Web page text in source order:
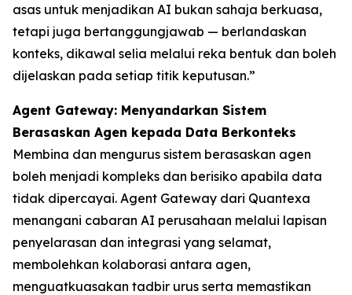
asas untuk menjadikan AI bukan sahaja berkuasa,
tetapi juga bertanggungjawab — berlandaskan
konteks, dikawal selia melalui reka bentuk dan boleh
dijelaskan pada setiap titik keputusan.”
Agent Gateway: Menyandarkan Sistem
Berasaskan Agen kepada Data Berkonteks
Membina dan mengurus sistem berasaskan agen
boleh menjadi kompleks dan berisiko apabila data
tidak dipercayai. Agent Gateway dari Quantexa
menangani cabaran AI perusahaan melalui lapisan
penyelarasan dan integrasi yang selamat,
membolehkan kolaborasi antara agen,
menguatkuasakan tadbir urus serta memastikan